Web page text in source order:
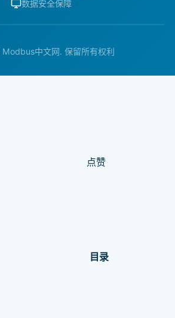
数据安全保障
中文网. 保留所有权利
点赞
目录